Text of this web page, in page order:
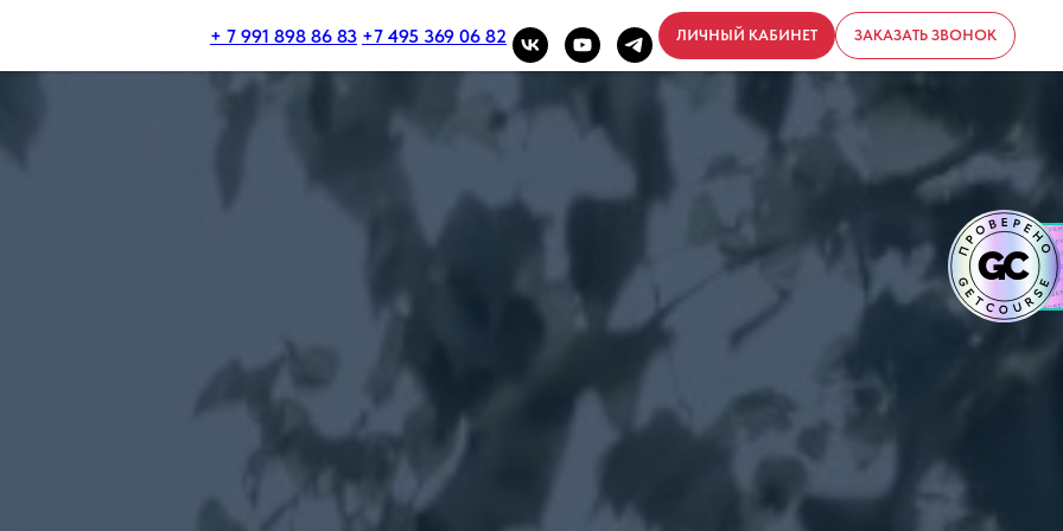
+ 7 991 898 86 83 +7 495 369 06 82 ЛИЧНЫЙ КАБИНЕТ ЗАКАЗАТЬ ЗВОНОК